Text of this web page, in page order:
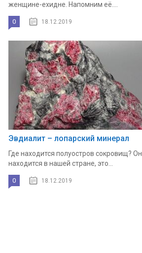
женщине-ехидне. Напомним её....
0 18.12.2019
Эвдиалит – лопарский минерал
Где находится полуостров сокровищ? Он
находится в нашей стране, это...
0 18.12.2019